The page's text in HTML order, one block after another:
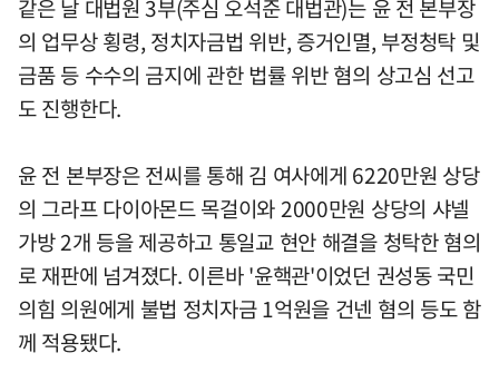
같은 날 대법원 3부(주심 오석준 대법관)는 윤 전 본부장
의 업무상 횡령, 정치자금법 위반, 증거인멸, 부정청탁 및
금품 등 수수의 금지에 관한 법률 위반 혐의 상고심 선고
도 진행한다.
윤 전 본부장은 전씨를 통해 김 여사에게 6220만원 상당
의 그라프 다이아몬드 목걸이와 2000만원 상당의 샤넬
가방 2개 등을 제공하고 통일교 현안 해결을 청탁한 혐의
로 재판에 넘겨졌다. 이른바 '윤핵관'이었던 권성동 국민
의힘 의원에게 불법 정치자금 1억원을 건넨 혐의 등도 함
께 적용됐다.